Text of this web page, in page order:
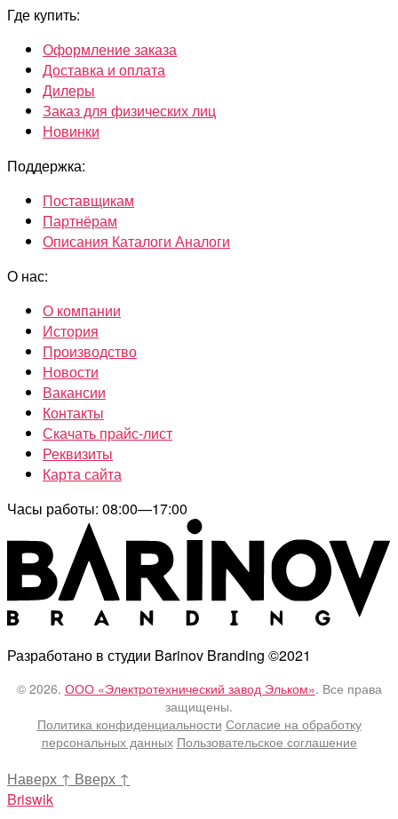
Где купить:
Оформление заказа
Доставка и оплата
Дилеры
Заказ для физических лиц
Новинки
Поддержка:
Поставщикам
Партнёрам
Описания Каталоги Аналоги
О нас:
О компании
История
Производство
Новости
Вакансии
Контакты
Скачать прайс-лист
Реквизиты
Карта сайта
Часы работы: 08:00—17:00
Разработано в студии Barinov Branding ©2021
© 2026. ООО «Электротехнический завод Эльком». Все права
защищены.
Политика конфиденциальности Согласие на обработку
персональных данных Пользовательское соглашение
Наверх ↑ Вверх ↑
Briswik